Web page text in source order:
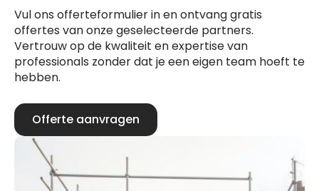
Vul ons offerteformulier in en ontvang gratis
offertes van onze geselecteerde partners.
Vertrouw op de kwaliteit en expertise van
professionals zonder dat je een eigen team hoeft te
hebben.
Offerte aanvragen